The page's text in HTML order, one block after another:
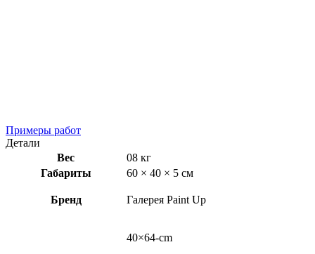
Примеры работ
Детали
Вес
08 кг
Габариты
60 × 40 × 5 см
Бренд Галерея Paint Up
40×64-cm